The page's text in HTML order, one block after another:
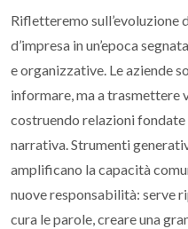
Rifletteremo sull’evoluzione
d’impresa in un’epoca
e organizzative. Le aziende
informare, ma a trasmettere
costruendo relazioni fondate
narrativa. Strumenti
amplificano la capacità
nuove responsabilità: serve
cura le parole, creare una